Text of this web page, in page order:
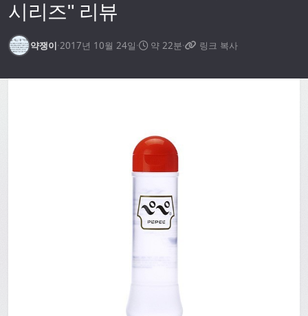
시리즈" 리뷰
약쟁이·2017년 10월 24일· 약 22분· 링크 복사